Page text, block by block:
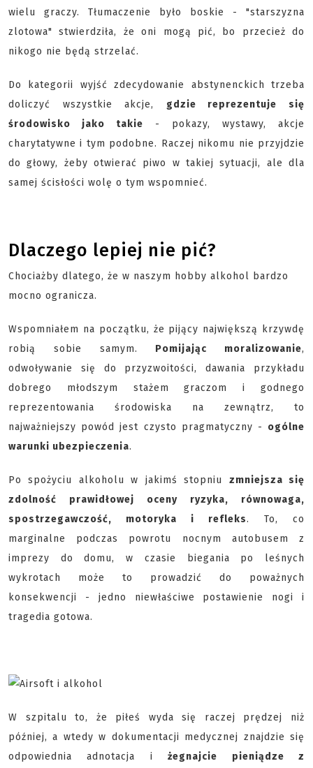
wielu graczy. Tłumaczenie było boskie - "starszyzna
zlotowa" stwierdziła, że oni mogą pić, bo przecież do
nikogo nie będą strzelać.
Do kategorii wyjść zdecydowanie abstynenckich trzeba
doliczyć wszystkie akcje, gdzie reprezentuje się
środowisko jako takie - pokazy, wystawy, akcje
charytatywne i tym podobne. Raczej nikomu nie przyjdzie
do głowy, żeby otwierać piwo w takiej sytuacji, ale dla
samej ścisłości wolę o tym wspomnieć.
Dlaczego lepiej nie pić?
Chociażby dlatego, że w naszym hobby alkohol bardzo
mocno ogranicza.
Wspomniałem na początku, że pijący największą krzywdę
robią sobie samym. Pomijając moralizowanie,
odwoływanie się do przyzwoitości, dawania przykładu
dobrego młodszym stażem graczom i godnego
reprezentowania środowiska na zewnątrz, to
najważniejszy powód jest czysto pragmatyczny - ogólne
warunki ubezpieczenia.
Po spożyciu alkoholu w jakimś stopniu zmniejsza się
zdolność prawidłowej oceny ryzyka, równowaga,
spostrzegawczość, motoryka i refleks. To, co
marginalne podczas powrotu nocnym autobusem z
imprezy do domu, w czasie biegania po leśnych
wykrotach może to prowadzić do poważnych
konsekwencji - jedno niewłaściwe postawienie nogi i
tragedia gotowa.
W szpitalu to, że piłeś wyda się raczej prędzej niż
później, a wtedy w dokumentacji medycznej znajdzie się
odpowiednia adnotacja iżegnajcie pieniądze z